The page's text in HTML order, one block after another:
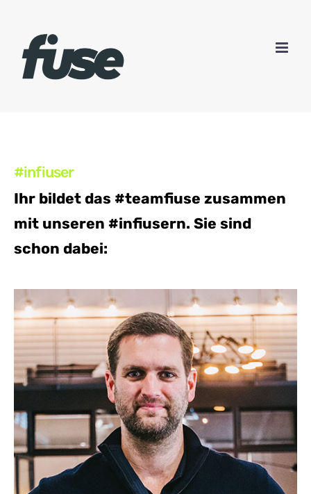
Inhalt
springen
#infiuser
Ihr bildet das #teamfiuse zusammen
mit unseren #infiusern. Sie sind
schon dabei: